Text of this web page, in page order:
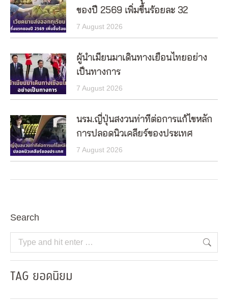
ของปี 2569 เพิ่มขึ้นร้อยละ 32
7 August 2026
ผู้นำเมียนมาเดินทางเยือนไทยอย่าง
เป็นทางการ
7 August 2026
นรม.ญี่ปุ่นสงวนท่าทีต่อการแก้ไขหลัก
การปลอดนิวเคลียร์ของประเทศ
7 August 2026
Search
Search:
TAG ยอดนิยม